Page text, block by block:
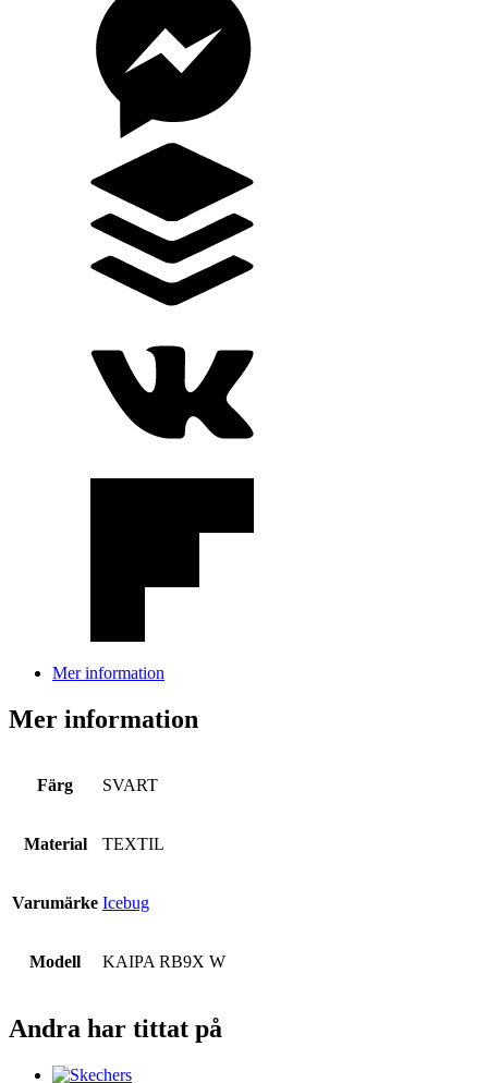
Mer information
Mer information
Färg SVART
Material TEXTIL
Varumärke Icebug
Modell KAIPA RB9X W
Andra har tittat på